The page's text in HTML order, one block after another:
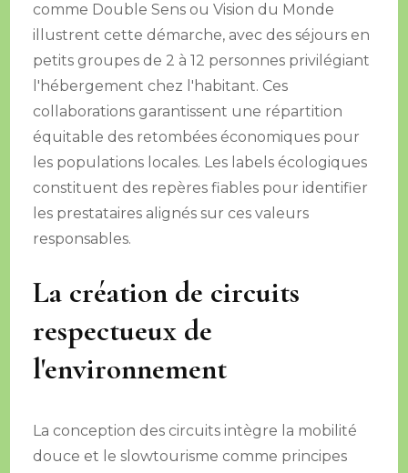
comme Double Sens ou Vision du Monde
illustrent cette démarche, avec des séjours en
petits groupes de 2 à 12 personnes privilégiant
l'hébergement chez l'habitant. Ces
collaborations garantissent une répartition
équitable des retombées économiques pour
les populations locales. Les labels écologiques
constituent des repères fiables pour identifier
les prestataires alignés sur ces valeurs
responsables.
La création de circuits
respectueux de
l'environnement
La conception des circuits intègre la mobilité
douce et le slowtourisme comme principes